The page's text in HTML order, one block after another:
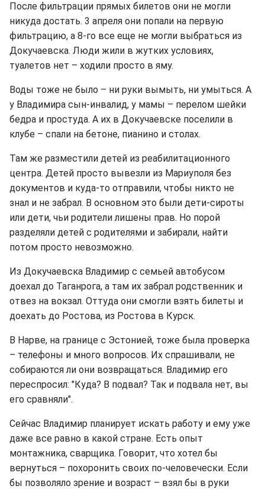
После фильтрации прямых билетов они не могли
никуда достать. 3 апреля они попали на первую
фильтрацию, а 8-го все еще не могли выбраться из
Докучаевска. Люди жили в жутких условиях,
туалетов нет – ходили просто в яму.
Воды тоже не было – ни руки вымыть, ни умыться. А
у Владимира сын-инвалид, у мамы – перелом шейки
бедра и простуда. А их в Докучаевске поселили в
клубе – спали на бетоне, пианино и столах.
Там же разместили детей из реабилитационного
центра. Детей просто вывезли из Мариуполя без
документов и куда-то отправили, чтобы никто не
знал и не забрал. В основном это были дети-сироты
или дети, чьи родители лишены прав. Но порой
разделяли детей с родителями и забирали, найти
потом просто невозможно.
Из Докучаевска Владимир с семьей автобусом
доехал до Таганрога, а там их забрал родственник и
отвез на вокзал. Оттуда они смогли взять билеты и
доехать до Ростова, из Ростова в Курск.
В Нарве, на границе с Эстонией, тоже была проверка
– телефоны и много вопросов. Их спрашивали, не
собираются ли они возвращаться. Владимир его
переспросил: "Куда? В подвал? Так и подвала нет, вы
его сравняли".
Сейчас Владимир планирует искать работу и ему уже
даже все равно в какой стране. Есть опыт
монтажника, сварщика. Говорит, что хотел бы
вернуться – похоронить своих по-человечески. Если
бы позволяло зрение и возраст – взял бы в руки